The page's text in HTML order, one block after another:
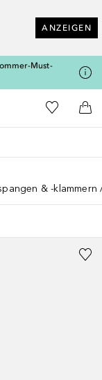
ANZEIGEN
Must-
Douglas Startseite
Zu Meiner
& -klammern